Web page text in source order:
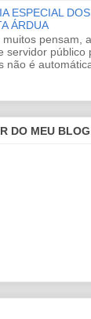
ESPECIAL
ÁRDUA
pensam, a
servidor público
não é
DO MEU BLOG